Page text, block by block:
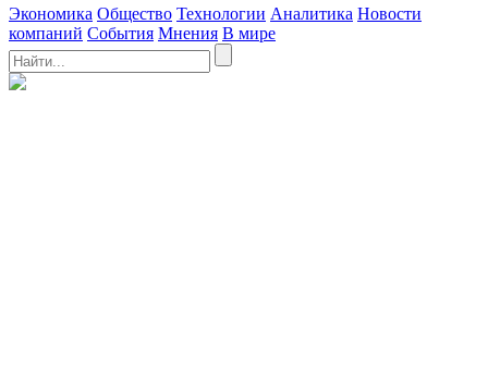
Экономика Общество Технологии Аналитика Новости
компаний События Мнения В мире